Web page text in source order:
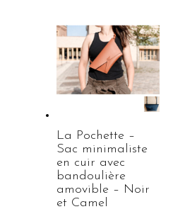
La Pochette –
Sac minimaliste
en cuir avec
bandoulière
amovible – Noir
et Camel